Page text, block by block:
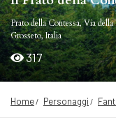
Prato della Contessa, Via
Grosseto, Italia
317
Home Personaggi